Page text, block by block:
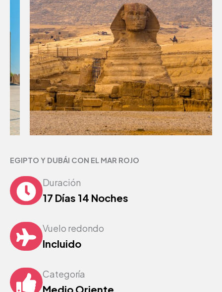
EGIPTO Y DUBÁI CON EL MAR ROJO
Duración
17 Días 14 Noches
Vuelo redondo
Incluido
Categoría
Medio Oriente